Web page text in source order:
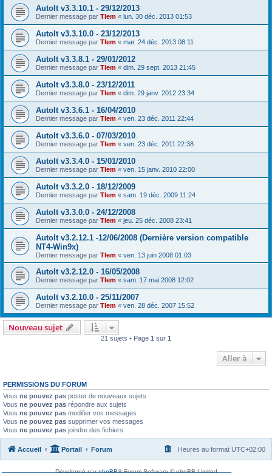
AutoIt v3.3.10.1 - 29/12/2013
Dernier message par Tlem « lun. 30 déc. 2013 01:53
AutoIt v3.3.10.0 - 23/12/2013
Dernier message par Tlem « mar. 24 déc. 2013 08:11
AutoIt v3.3.8.1 - 29/01/2012
Dernier message par Tlem « dim. 29 sept. 2013 21:45
AutoIt v3.3.8.0 - 23/12/2011
Dernier message par Tlem « dim. 29 janv. 2012 23:34
AutoIt v3.3.6.1 - 16/04/2010
Dernier message par Tlem « ven. 23 déc. 2011 22:44
AutoIt v3.3.6.0 - 07/03/2010
Dernier message par Tlem « ven. 23 déc. 2011 22:38
AutoIt v3.3.4.0 - 15/01/2010
Dernier message par Tlem « ven. 15 janv. 2010 22:00
AutoIt v3.3.2.0 - 18/12/2009
Dernier message par Tlem « sam. 19 déc. 2009 11:24
AutoIt v3.3.0.0 - 24/12/2008
Dernier message par Tlem « jeu. 25 déc. 2008 23:41
AutoIt v3.2.12.1 -12/06/2008 (Dernière version compatible
NT4-Win9x)
Dernier message par Tlem « ven. 13 juin 2008 01:03
AutoIt v3.2.12.0 - 16/05/2008
Dernier message par Tlem « sam. 17 mai 2008 12:02
AutoIt v3.2.10.0 - 25/11/2007
Dernier message par Tlem « ven. 28 déc. 2007 15:52
Nouveau sujet
21 sujets • Page 1 sur 1
Aller à
PERMISSIONS DU FORUM
Vous ne pouvez pas poster de nouveaux sujets
Vous ne pouvez pas répondre aux sujets
Vous ne pouvez pas modifier vos messages
Vous ne pouvez pas supprimer vos messages
Vous ne pouvez pas joindre des fichiers
Accueil Portail Forum Heures au format UTC+02:00
Développé parphpBB® Forum Software © phpBB Limited